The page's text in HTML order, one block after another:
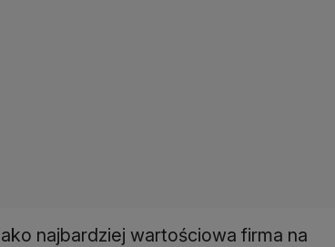
najbardziej wartościowa firma na